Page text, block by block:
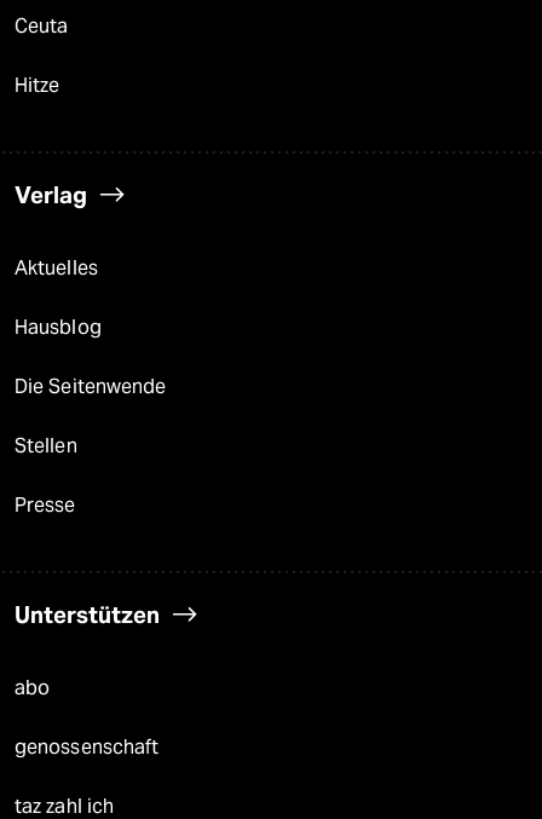
Ceuta
Hitze
Verlag
Aktuelles
Hausblog
Die Seitenwende
Stellen
Presse
Unterstützen
abo
genossenschaft
taz zahl ich